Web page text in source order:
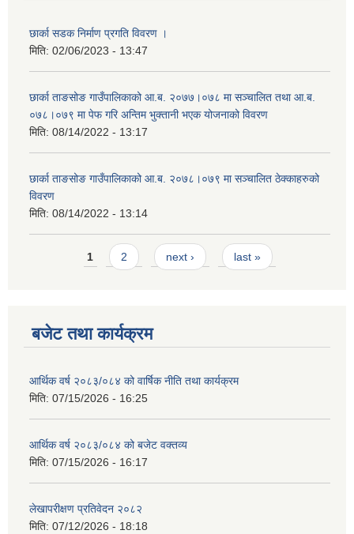
छार्का सडक निर्माण प्रगति विवरण ।
मिति: 02/06/2023 - 13:47
छार्का ताङसोङ गाउँपालिकाको आ.ब. २०७७।०७८ मा सञ्चालित तथा आ.ब.
०७८।०७९ मा पेफ गरि अन्तिम भुक्तानी भएक योजनाको विवरण
मिति: 08/14/2022 - 13:17
छार्का ताङसोङ गाउँपालिकाको आ.ब. २०७८।०७९ मा सञ्चालित ठेक्काहरुको
विवरण
मिति: 08/14/2022 - 13:14
Pages1 2 next › last »
बजेट तथा कार्यक्रम
आर्थिक वर्ष २०८३/०८४ को वार्षिक नीति तथा कार्यक्रम
मिति: 07/15/2026 - 16:25
आर्थिक वर्ष २०८३/०८४ को बजेट वक्तव्य
मिति: 07/15/2026 - 16:17
लेखापरीक्षण प्रतिवेदन २०८२
मिति: 07/12/2026 - 18:18